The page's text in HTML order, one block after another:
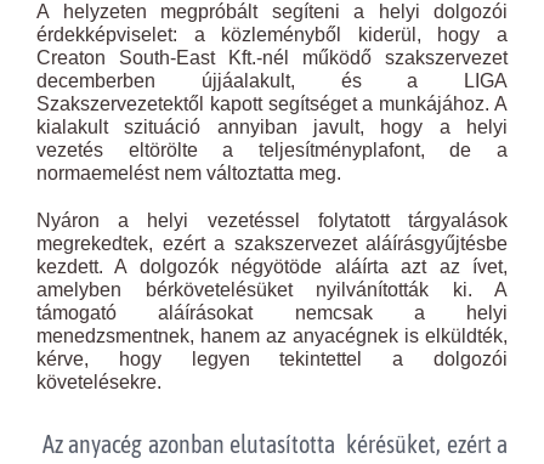
A helyzeten megpróbált segíteni a helyi dolgozói
érdekképviselet: a közleményből kiderül, hogy a
Creaton South-East Kft.-nél működő szakszervezet
decemberben újjáalakult, és a LIGA
Szakszervezetektől kapott segítséget a munkájához. A
kialakult szituáció annyiban javult, hogy a helyi
vezetés eltörölte a teljesítményplafont, de a
normaemelést nem változtatta meg.
Nyáron a helyi vezetéssel folytatott tárgyalások
megrekedtek, ezért a szakszervezet aláírásgyűjtésbe
kezdett. A dolgozók négyötöde aláírta azt az ívet,
amelyben bérkövetelésüket nyilvánították ki. A
támogató aláírásokat nemcsak a helyi
menedzsmentnek, hanem az anyacégnek is elküldték,
kérve, hogy legyen tekintettel a dolgozói
követelésekre.
Az anyacég azonban elutasította kérésüket, ezért a